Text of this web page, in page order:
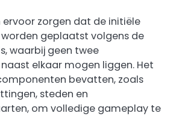
ervoor zorgen dat de initiële
geplaatst volgens de
waarbij geen twee
elkaar mogen liggen. Het
bevatten, zoals
steden en
om volledige gameplay te